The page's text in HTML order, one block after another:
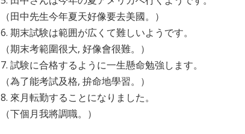
（田中先生今年夏天好像要去美國。）
6. 期末試験は範囲が広くて難しいようです。
（期末考範圍很大, 好像會很難。）
7. 試験に合格するように一生懸命勉強します。
（為了能考試及格, 拚命地學習。）
8. 來月転勤することになりました。
（下個月我將調職。）